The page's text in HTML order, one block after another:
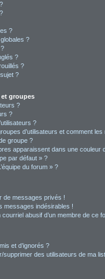
?
?
?
?
?
et groupes
?
?
?
d’utilisateurs et comment les
groupe ?
apparaissent dans une couleur
par défaut » ?
du forum » ?
de messages privés !
messages indésirables !
abusif d’un membre de ce
et d’ignorés ?
supprimer des utilisateurs de ma